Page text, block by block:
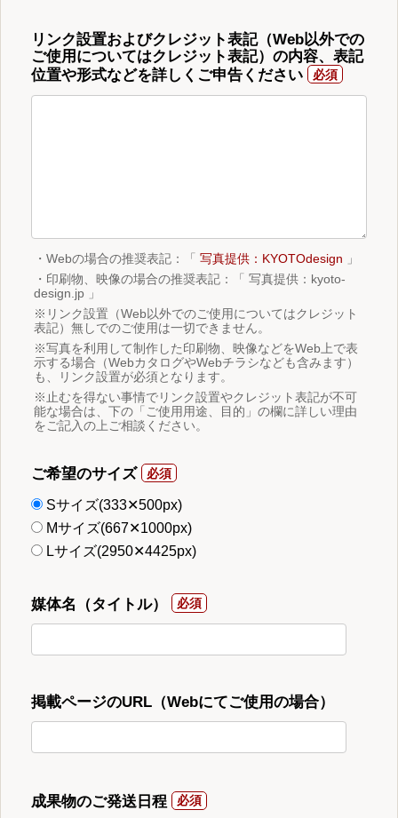
リンク設置およびクレジット表記（Web以外での
ご使用についてはクレジット表記）の内容、表記
位置や形式などを詳しくご申告ください
・Webの場合の推奨表記：「 写真提供：KYOTOdesign 」
・印刷物、映像の場合の推奨表記：「 写真提供：kyoto-
design.jp 」
※リンク設置（Web以外でのご使用についてはクレジット
表記）無しでのご使用は一切できません。
※写真を利用して制作した印刷物、映像などをWeb上で表
示する場合（WebカタログやWebチラシなども含みます）
も、リンク設置が必須となります。
※止むを得ない事情でリンク設置やクレジット表記が不可
能な場合は、下の「ご使用用途、目的」の欄に詳しい理由
をご記入の上ご相談ください。
ご希望のサイズ
Sサイズ(333✕500px)
Mサイズ(667✕1000px)
Lサイズ(2950✕4425px)
媒体名（タイトル）
掲載ページのURL（Webにてご使用の場合）
成果物のご発送日程